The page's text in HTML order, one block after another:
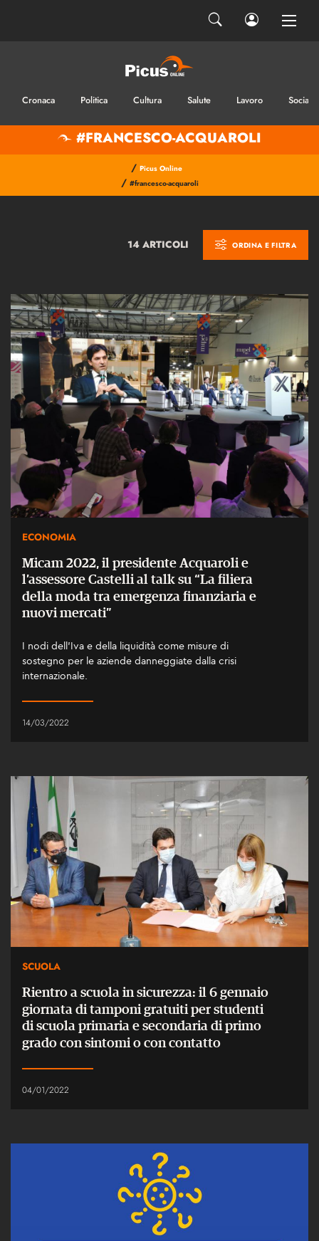
Cronaca Politica Cultura Salute Lavoro Sociale
#FRANCESCO-ACQUAROLI
/ Picus Online
/ #francesco-acquaroli
14 ARTICOLI ORDINA E FILTRA
ECONOMIA
Micam 2022, il presidente Acquaroli e
l’assessore Castelli al talk su “La filiera
della moda tra emergenza finanziaria e
nuovi mercati”
I nodi dell’Iva e della liquidità come misure di
sostegno per le aziende danneggiate dalla crisi
internazionale.
14/03/2022
SCUOLA
Rientro a scuola in sicurezza: il 6 gennaio
giornata di tamponi gratuiti per studenti
di scuola primaria e secondaria di primo
grado con sintomi o con contatto
04/01/2022